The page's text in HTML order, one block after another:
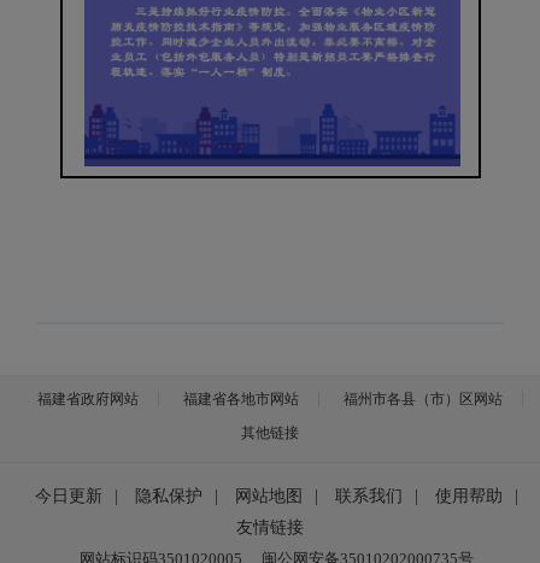
福建省政府网站 福建省各地市网站
福州市各县（市）区网站
其他链接
今日更新 隐私保护 网站地图 联系我们 使用帮助
友情链接
网站标识码3501020005
闽公网安备35010202000735号